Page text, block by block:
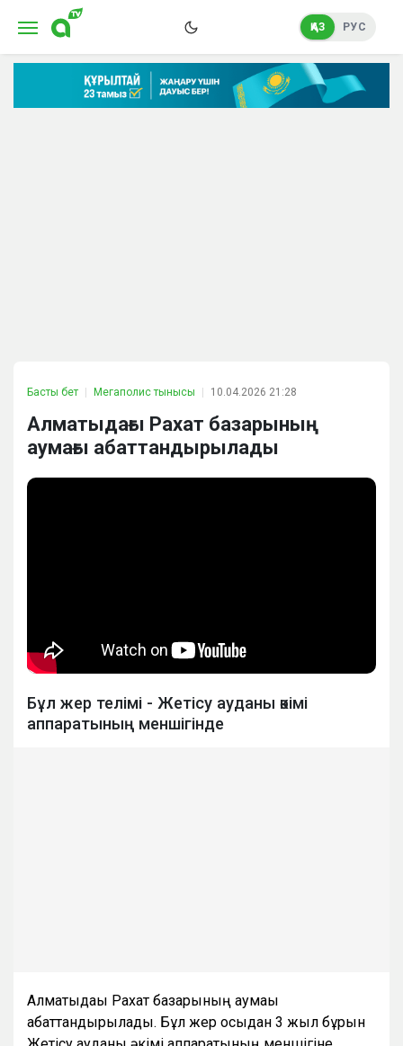
ҚАЗ РУС
Басты бет Мегаполис тынысы 10.04.2026 21:28
Алматыдағы Рахат базарының
аумағы абаттандырылады
Бұл жер телімі - Жетісу ауданы әкімі
аппаратының меншігінде
Алматыдағы Рахат базарының аумағы
абаттандырылады. Бұл жер осыдан 3 жыл бұрын